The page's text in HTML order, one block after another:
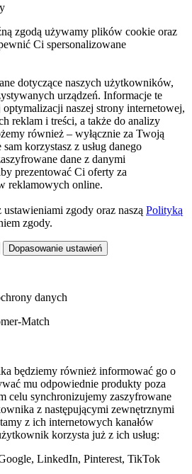
zgodą używamy plików cookie oraz
Ci spersonalizowane
dotyczące naszych użytkowników,
urządzeń. Informacje te
naszej strony internetowej,
reklam i treści, a także do analizy
również – wyłącznie za Twoją
korzystasz z usług danego
dane z danymi
prezentować Ci oferty za
reklamowych online.
zgody oraz naszą Polityką
zgody.
Dopasowanie ustawień
danych
Match
będziemy również informować go o
mu odpowiednie produkty poza
celu synchronizujemy zaszyfrowane
z następującymi zewnętrznymi
z ich internetowych kanałów
korzysta już z ich usług:
LinkedIn, Pinterest, TikTok